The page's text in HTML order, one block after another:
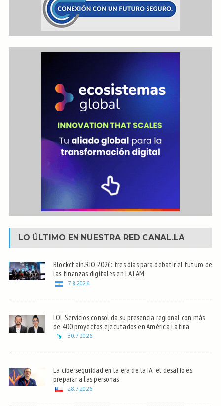
LO ÚLTIMO EN NUESTRA RED CANAL.LA
Blockchain.RIO 2026: tres días para debatir el futuro de
las finanzas digitales en LATAM
7.8.2026
LOL Servicios consolida su presencia regional con más
de 400 proyectos ejecutados en América Latina
30.7.2026
La ciberseguridad en la era de la IA: el desafío es
preparar a las personas
28.7.2026